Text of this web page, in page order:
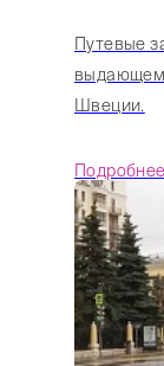
Путевые
Швеции.
Подробнее